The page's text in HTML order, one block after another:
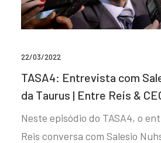
22/03/2022
TASA4: Entrevista com
da Taurus | Entre Reis &
Neste episódio do TASA4, o
Reis conversa com Salesio